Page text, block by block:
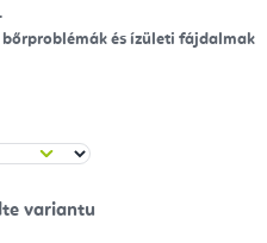
és ízületi fájdalmak